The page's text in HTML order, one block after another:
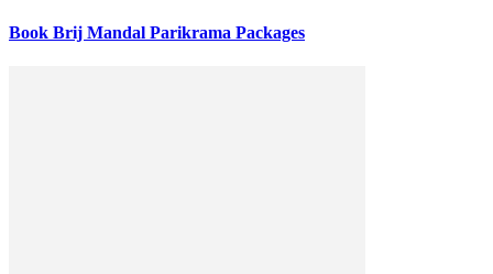
Book Brij Mandal Parikrama Packages